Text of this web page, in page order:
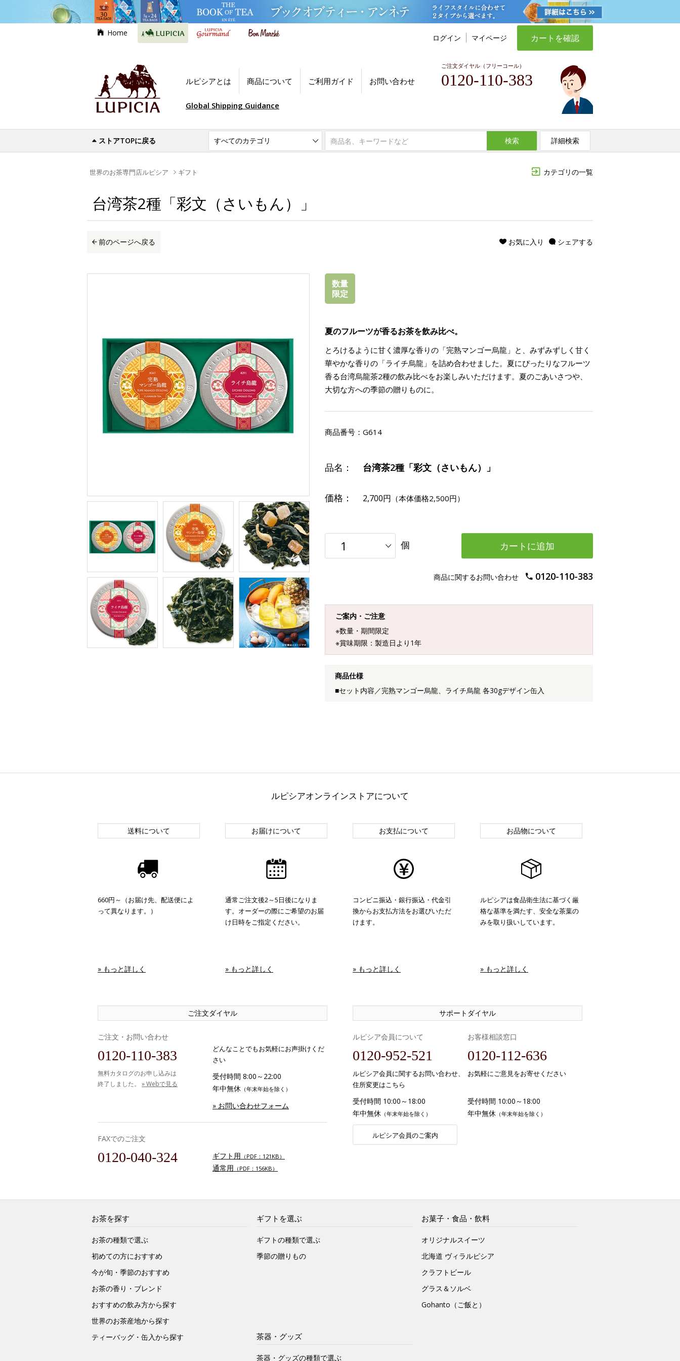
Home
ログイン マイページ カートを確認
ルピシアとは 商品について ご利用ガイド お問い合わせ
ご注文ダイヤル（フリーコール）
0120-110-383
Global Shipping Guidance
ストアTOPに戻る 検索 詳細検索
カテゴリの一覧
世界のお茶専門店ルピシア ギフト
台湾茶2種「彩文（さいもん）」
前のページへ戻る シェアする
お気に入り
数量
限定
夏のフルーツが香るお茶を飲み比べ。
とろけるように甘く濃厚な香りの「完熟マンゴー烏龍」と、みずみずしく甘く
華やかな香りの「ライチ烏龍」を詰め合わせました。夏にぴったりなフルーツ
香る台湾烏龍茶2種の飲み比べをお楽しみいただけます。夏のごあいさつや、
大切な方への季節の贈りものに。
商品番号： G614
品名： 台湾茶2種「彩文（さいもん）」
価格： 2,700円 （本体価格2,500円）
個 カートに追加
商品に関するお問い合わせ 0120-110-383
ご案内・ご注意
※数量・期間限定
※賞味期限：製造日より1年
商品仕様
■セット内容／完熟マンゴー烏龍、ライチ烏龍 各30gデザイン缶入
ルピシアオンラインストアについて
送料について
660円～（お届け先、配送便によ
って異なります。）
» もっと詳しく
お届けについて
通常ご注文後2～5日後になりま
す。オーダーの際にご希望のお届
け日時をご指定ください。
» もっと詳しく
お支払について
コンビニ振込・銀行振込・代金引
換からお支払方法をお選びいただ
けます。
» もっと詳しく
お品物について
ルピシアは食品衛生法に基づく厳
格な基準を満たす、安全な茶葉の
みを取り扱いしています。
» もっと詳しく
ご注文ダイヤル
ご注文・お問い合わせ
0120-110-383
無料カタログのお申し込みは
終了しました。 » Webで見る
どんなことでもお気軽にお声掛けくだ
さい
受付時間 8:00～22:00
年中無休 （年末年始を除く）
» お問い合わせフォーム
FAXでのご注文
0120-040-324 ギフト用 （PDF：121KB）
通常用 （PDF：156KB）
サポートダイヤル
ルピシア会員について
0120-952-521
ルピシア会員に関するお問い合わせ、
住所変更はこちら
受付時間 10:00～18:00
年中無休 （年末年始を除く）
ルピシア会員のご案内
お客様相談窓口
0120-112-636
お気軽にご意見をお寄せください
受付時間 10:00～18:00
年中無休 （年末年始を除く）
お茶を探す
お茶の種類で選ぶ
初めての方におすすめ
今が旬・季節のおすすめ
お茶の香り・ブレンド
おすすめの飲み方から探す
世界のお茶産地から探す
ティーバッグ・缶入から探す
ギフトを選ぶ
ギフトの種類で選ぶ
季節の贈りもの
お菓子・食品・飲料
オリジナルスイーツ
北海道 ヴィラルピシア
クラフトビール
グラス＆ソルベ
Gohanto（ご飯と）
茶器・グッズ
茶器・グッズの種類で選ぶ